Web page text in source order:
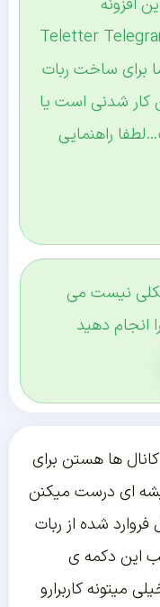
افزونه
Teletter
برای ساخت ربات
کار شدنی است یا
راهنمایی
نیست می
انجام دهید
ها هستن برای
ای درست میکنن
شده از ربات
این دکمه ی
میتونه کاربرارو